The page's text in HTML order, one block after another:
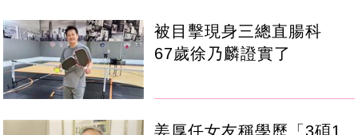
被目擊現身三總直腸科
67歲徐乃麟證實了
姜厚任女友稱學歷「3碩1